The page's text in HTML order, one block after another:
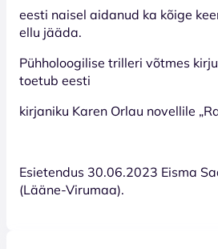
eesti naisel aidanud ka kõige
ellu jääda.
Pühholoogilise trilleri võtmes
toetub eesti
kirjaniku Karen Orlau novellile
Esietendus 30.06.2023 Eisma
(Lääne-Virumaa).